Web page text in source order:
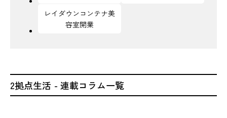
レイダウンコンテナ美
容室開業
2拠点生活 - 連載コラム一覧